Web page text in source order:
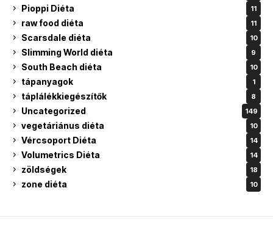
Pioppi Diéta 11
raw food diéta 11
Scarsdale diéta 10
Slimming World diéta 9
South Beach diéta 10
tápanyagok 1
táplálékkiegészítők 8
Uncategorized 149
vegetáriánus diéta 10
Vércsoport Diéta 14
Volumetrics Diéta 14
zöldségek 18
zone diéta 10